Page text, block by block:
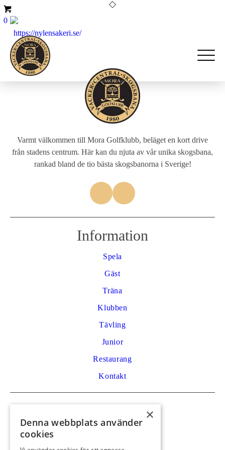
0
https://nylensakeri.se/
Varmt välkommen till Mora Golfklubb, beläget en kort drive
från stadens centrum. Här kan du njuta av vår unika skogsbana,
rankad bland de tio bästa skogsbanorna i Sverige!
Information
Spela
Gäst
Träna
Klubben
Tävling
Junior
Restaurang
Kontakt
×
Denna webbplats använder
cookies